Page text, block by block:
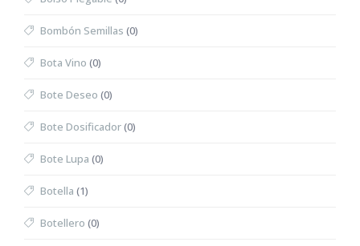
Bombón Semillas (0)
Bota Vino (0)
Bote Deseo (0)
Bote Dosificador(0)
Bote Lupa (0)
Botella (1)
Botellero (0)